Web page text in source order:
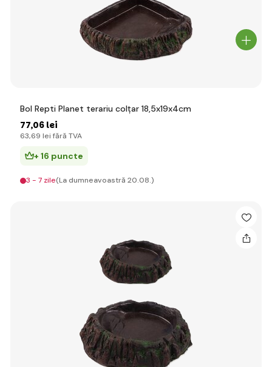
Bol Repti Planet terariu colțar 18,5x19x4cm
77,06 lei
63,69 lei fără TVA
+ 16 puncte
3 - 7 zile(La dumneavoastră 20.08.)